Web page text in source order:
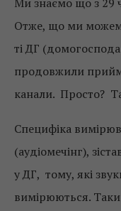
Отже, що ми
ті ДГ
продовжили
канали. Просто?
Специфіка
(аудіомечінг),
у ДГ, тому, які
вимірюються.